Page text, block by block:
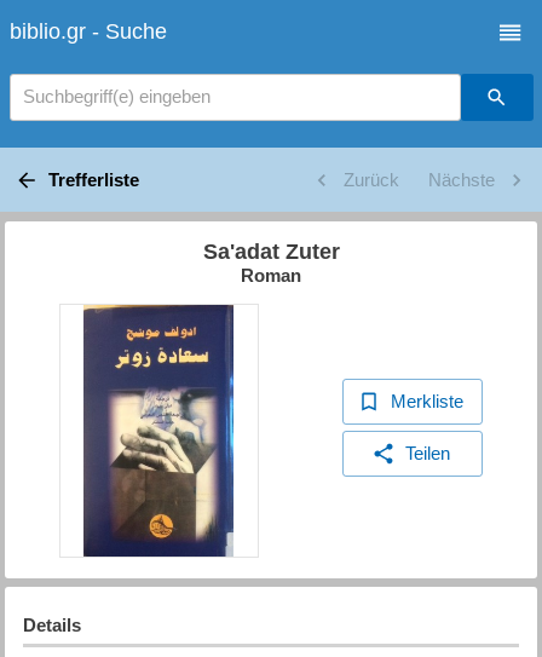
biblio.gr - Suche
Suchbegriff(e) eingeben
Trefferliste Zurück Nächste
Sa'adat Zuter
Roman
Merkliste
Teilen
Details